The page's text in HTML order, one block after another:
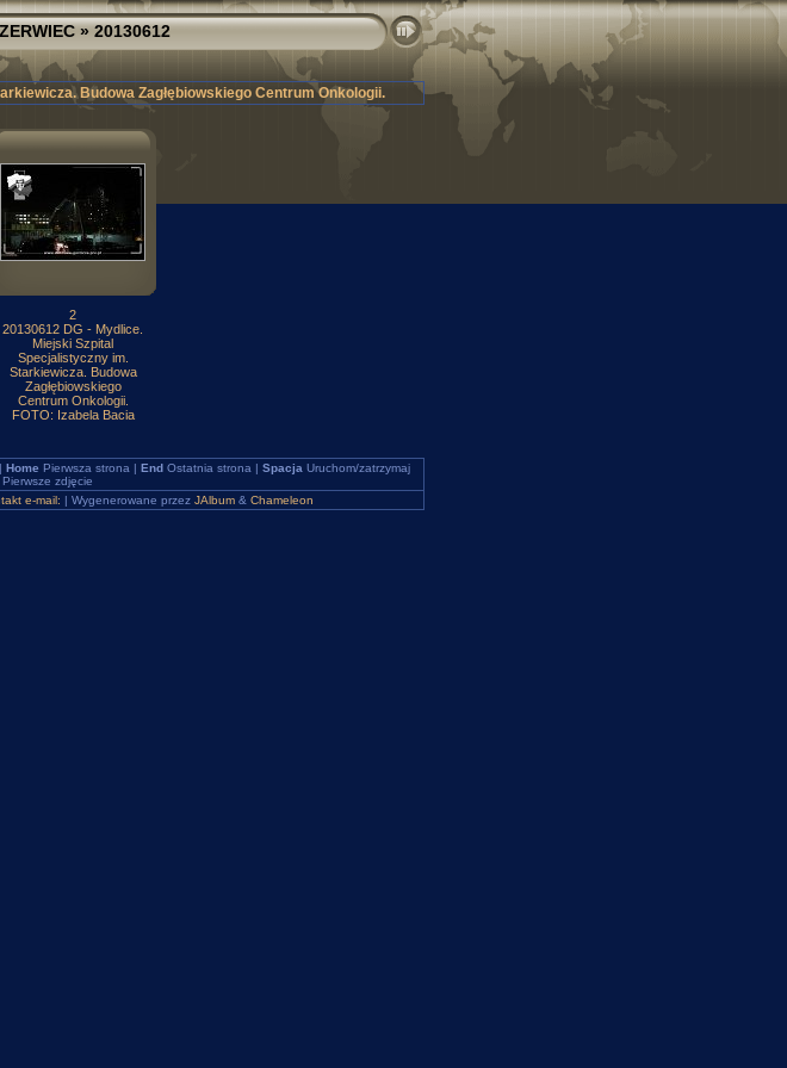
» 20130612
Budowa Zagłębiowskiego Centrum Onkologii.
2
20130612 DG - Mydlice.
Miejski Szpital
Specjalistyczny im.
Starkiewicza. Budowa
Zagłębiowskiego
Centrum Onkologii.
FOTO: Izabela Bacia
Home Pierwsza strona | EndOstatnia strona | Spacja Uruchom/zatrzymaj
zdjęcie
e-mail: | Wygenerowane przez JAlbum& Chameleon